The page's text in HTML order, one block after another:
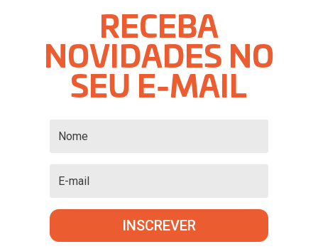
RECEBA
NOVIDADES NO
SEU E-MAIL
INSCREVER